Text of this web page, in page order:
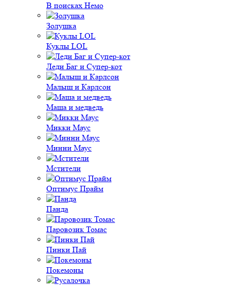
В поисках Немо
Золушка
Куклы LOL
Леди Баг и Супер-кот
Малыш и Карлсон
Маша и медведь
Микки Маус
Минни Маус
Мстители
Оптимус Прайм
Панда
Паровозик Томас
Пинки Пай
Покемоны